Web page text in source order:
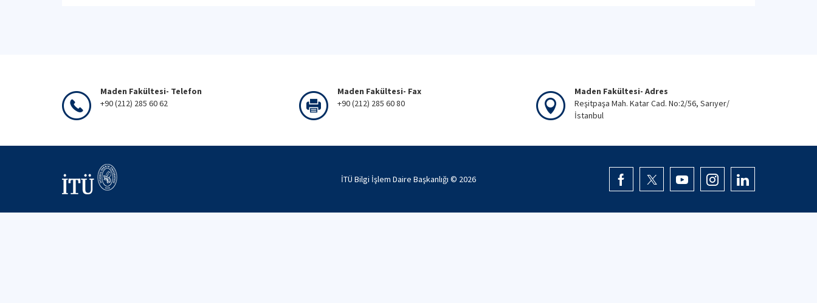
Maden Fakültesi- Telefon
+90 (212) 285 60 62
Maden Fakültesi- Fax
+90 (212) 285 60 80
Maden Fakültesi- Adres
Reşitpaşa Mah. Katar Cad. No:2/56, Sarıyer/
İstanbul
İTÜ Bilgi İşlem Daire Başkanlığı © 2026